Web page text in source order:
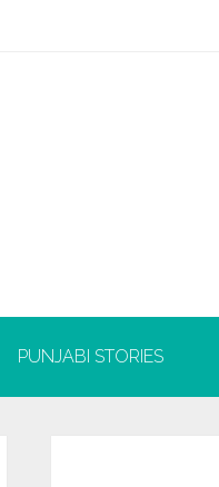
PUNJABI STORIES